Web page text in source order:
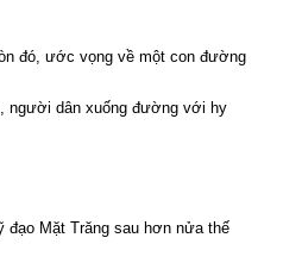
đó, ước vọng về một con đường
người dân xuống đường với hy
Mặt Trăng sau hơn nửa thế